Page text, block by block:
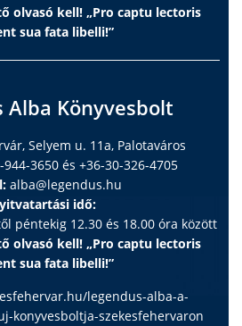
olvasó kell! „Pro captu lectoris
sua fata libelli!”
Alba Könyvesbolt
Selyem u. 11a, Palotaváros
944-3650 és +36-30-326-4705
alba@legendus.hu
idő:
péntekig 12.30 és 18.00 óra között
olvasó kell! „Pro captu lectoris
sua fata libelli!”
legendus-alba-a-
konyvesboltja-szekesfehervaron